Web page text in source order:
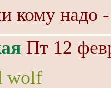
кому надо -
Пт 12
wolf